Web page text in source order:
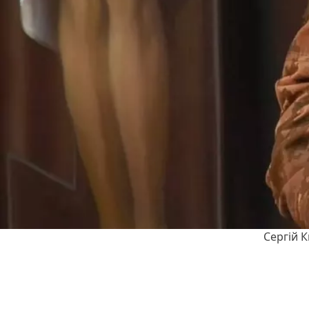
Сергій